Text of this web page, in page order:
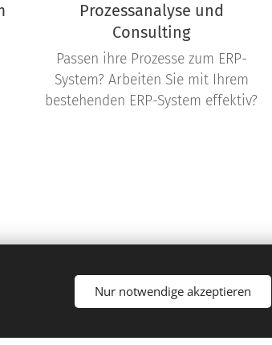
Prozessanalyse und
Consulting
Passen ihre Prozesse zum ERP-
System? Arbeiten Sie mit Ihrem
bestehenden ERP-System effektiv?
Nur notwendige akzeptieren